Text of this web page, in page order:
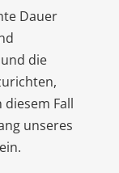
Dauer
die
Fall
unseres